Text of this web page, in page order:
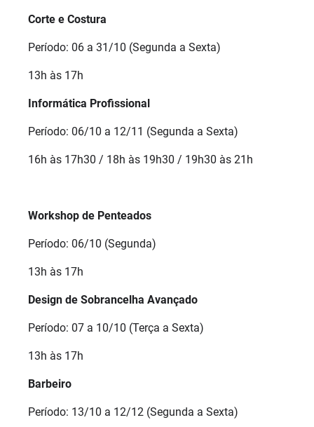
Corte e Costura
Período: 06 a 31/10 (Segunda a Sexta)
13h às 17h
Informática Profissional
Período: 06/10 a 12/11 (Segunda a Sexta)
16h às 17h30 / 18h às 19h30 / 19h30 às 21h
Workshop de Penteados
Período: 06/10 (Segunda)
13h às 17h
Design de Sobrancelha Avançado
Período: 07 a 10/10 (Terça a Sexta)
13h às 17h
Barbeiro
Período: 13/10 a 12/12 (Segunda a Sexta)